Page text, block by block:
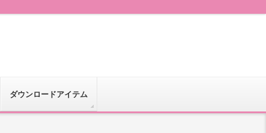
ダウンロードアイテム